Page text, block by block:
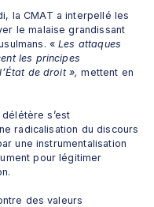
la CMAT a interpellé les
le malaise grandissant
« Les attaques
les principes
de droit », mettent en
s’est
radicalisation du discours
une instrumentalisation
pour légitimer
des valeurs